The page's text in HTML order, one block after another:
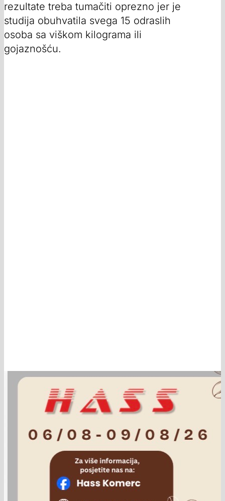
rezultate treba tumačiti oprezno jer je
studija obuhvatila svega 15 odraslih
osoba sa viškom kilograma ili
gojaznošću.